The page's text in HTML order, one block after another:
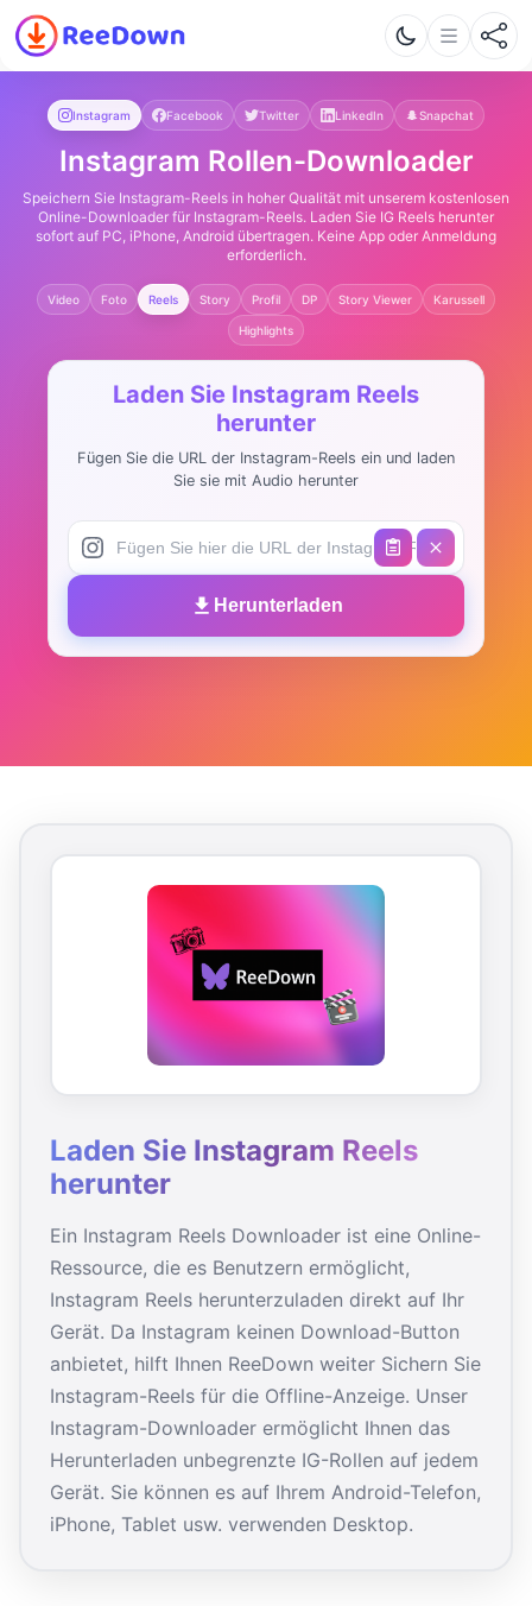
Instagram Facebook Twitter LinkedIn Snapchat
Instagram Rollen-Downloader
Speichern Sie Instagram-Reels in hoher Qualität mit unserem kostenlosen
Online-Downloader für Instagram-Reels. Laden Sie IG Reels herunter
sofort auf PC, iPhone, Android übertragen. Keine App oder Anmeldung
erforderlich.
Video Foto Reels Story Profil DP Story Viewer Karussell
Highlights
Laden Sie Instagram Reels
herunter
Fügen Sie die URL der Instagram-Reels ein und laden
Sie sie mit Audio herunter
Herunterladen
Laden Sie Instagram Reels
herunter
Ein Instagram Reels Downloader ist eine Online-
Ressource, die es Benutzern ermöglicht,
Instagram Reels herunterzuladen direkt auf Ihr
Gerät. Da Instagram keinen Download-Button
anbietet, hilft Ihnen ReeDown weiter Sichern Sie
Instagram-Reels für die Offline-Anzeige. Unser
Instagram-Downloader ermöglicht Ihnen das
Herunterladen unbegrenzte IG-Rollen auf jedem
Gerät. Sie können es auf Ihrem Android-Telefon,
iPhone, Tablet usw. verwenden Desktop.